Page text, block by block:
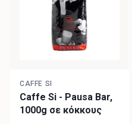
CAFFE SI
Caffe Si - Pausa Bar,
1000g σε κόκκους